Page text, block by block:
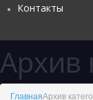
Контакты
Архив
ГлавнаяАрхив